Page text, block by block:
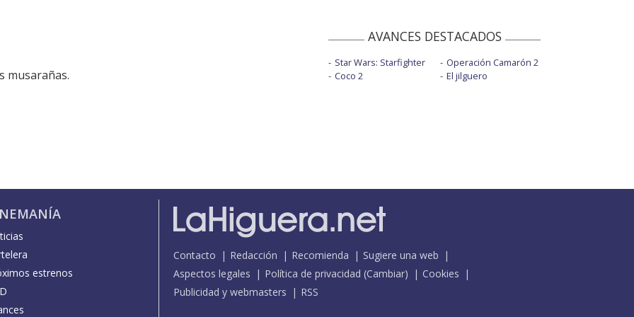
musarañas.
AVANCES DESTACADOS
Star Wars: Starfighter
Coco 2
Operación Camarón 2
El jilguero
estrenos
Contacto Redacción Recomienda
Sugiere una web
Aspectos legales
Política de privacidad (Cambiar)
Cookies
Publicidad y webmasters
RSS